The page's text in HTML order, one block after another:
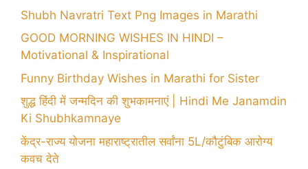
Shubh Navratri Text Png Images in Marathi
GOOD MORNING WISHES IN HINDI –
Motivational & Inspirational
Funny Birthday Wishes in Marathi for Sister
शुद्ध हिंदी में जन्मदिन की शुभकामनाएं | Hindi Me Janamdin
Ki Shubhkamnaye
केंद्र-राज्य योजना महाराष्ट्रातील सर्वांना 5L/कौटुंबिक आरोग्य
कवच देते